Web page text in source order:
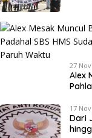
27
Alex
17
Dari